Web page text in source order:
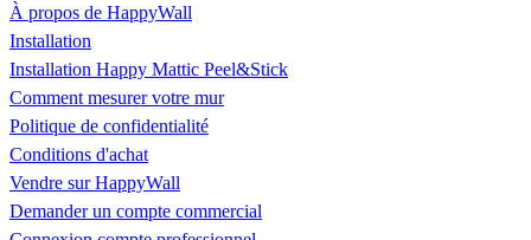
À propos de HappyWall
Installation
Installation Happy Mattic Peel&Stick
Comment mesurer votre mur
Politique de confidentialité
Conditions d'achat
Vendre sur HappyWall
Demander un compte commercial